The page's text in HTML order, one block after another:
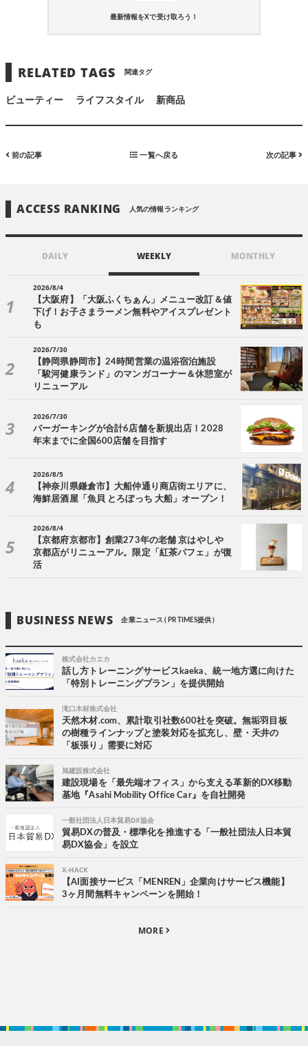
最新情報をXで受け取ろう！
RELATED TAGS 関連タグ
ビューティー ライフスタイル 新商品
前の記事 一覧へ戻る 次の記事
ACCESS RANKING 人気の情報ランキング
DAILY WEEKLY MONTHLY
2026/8/4
【大阪府】「大阪ふくちぁん」メニュー改訂＆値
下げ！お子さまラーメン無料やアイスプレゼント
も
2026/7/30
【静岡県静岡市】24時間営業の温浴宿泊施設
「駿河健康ランド」のマンガコーナー＆休憩室が
リニューアル
2026/7/30
バーガーキングが合計6店舗を新規出店！2028
年末までに全国600店舗を目指す
2026/8/5
【神奈川県鎌倉市】大船仲通り商店街エリアに、
海鮮居酒屋「魚貝 とろぼっち 大船」オープン！
2026/8/4
【京都府京都市】創業273年の老舗 京はやしや
京都店がリニューアル。限定「紅茶パフェ」が復
活
BUSINESS NEWS 企業ニュース ( PR TIMES提供 )
株式会社カエカ
話し方トレーニングサービスkaeka、統一地方選に向けた
「特別トレーニングプラン」を提供開始
滝口木材株式会社
天然木材.com、累計取引社数600社を突破。無垢羽目板
の樹種ラインナップと塗装対応を拡充し、壁・天井の
「板張り」需要に対応
旭建設株式会社
建設現場を「最先端オフィス」から支える革新的DX移動
基地『Asahi Mobility Office Car』を自社開発
一般社団法人日本貿易DX協会
貿易DXの普及・標準化を推進する「一般社団法人日本貿
易DX協会」を設立
X-HACK
【AI面接サービス「MENREN」企業向けサービス機能】
3ヶ月間無料キャンペーンを開始！
MORE